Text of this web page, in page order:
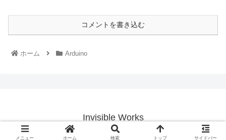
コメントを書き込む
ホーム Arduino
Invisible Works
© 2021 Invisible Works.
メニュー ホーム 検索 トップ サイドバー